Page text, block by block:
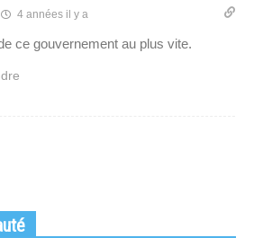
4 années il y a
ce gouvernement au plus vite.